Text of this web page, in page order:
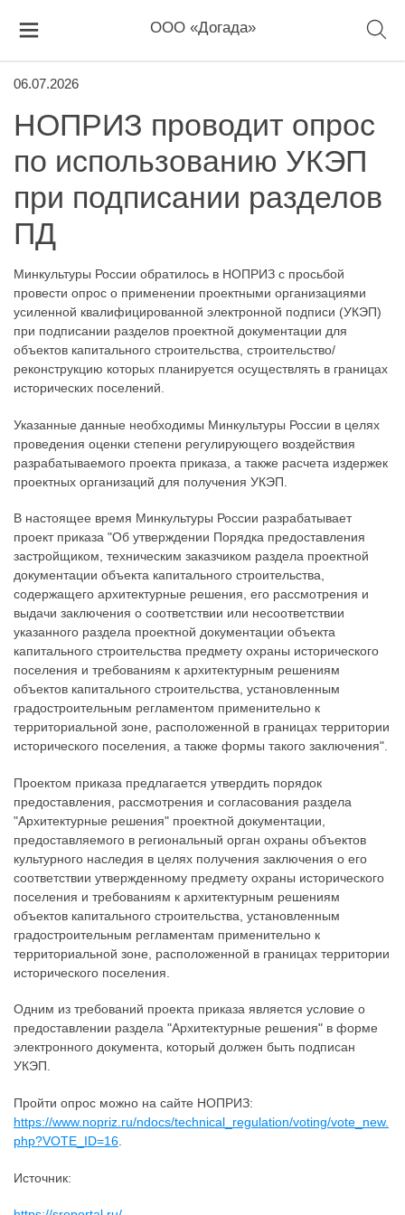
ООО «Догада»
06.07.2026
НОПРИЗ проводит опрос
по использованию УКЭП
при подписании разделов
ПД
Минкультуры России обратилось в НОПРИЗ с просьбой
провести опрос о применении проектными организациями
усиленной квалифицированной электронной подписи (УКЭП)
при подписании разделов проектной документации для
объектов капитального строительства, строительство/
реконструкцию которых планируется осуществлять в границах
исторических поселений.
Указанные данные необходимы Минкультуры России в целях
проведения оценки степени регулирующего воздействия
разрабатываемого проекта приказа, а также расчета издержек
проектных организаций для получения УКЭП.
В настоящее время Минкультуры России разрабатывает
проект приказа "Об утверждении Порядка предоставления
застройщиком, техническим заказчиком раздела проектной
документации объекта капитального строительства,
содержащего архитектурные решения, его рассмотрения и
выдачи заключения о соответствии или несоответствии
указанного раздела проектной документации объекта
капитального строительства предмету охраны исторического
поселения и требованиям к архитектурным решениям
объектов капитального строительства, установленным
градостроительным регламентом применительно к
территориальной зоне, расположенной в границах территории
исторического поселения, а также формы такого заключения".
Проектом приказа предлагается утвердить порядок
предоставления, рассмотрения и согласования раздела
"Архитектурные решения" проектной документации,
предоставляемого в региональный орган охраны объектов
культурного наследия в целях получения заключения о его
соответствии утвержденному предмету охраны исторического
поселения и требованиям к архитектурным решениям
объектов капитального строительства, установленным
градостроительным регламентам применительно к
территориальной зоне, расположенной в границах территории
исторического поселения.
Одним из требований проекта приказа является условие о
предоставлении раздела "Архитектурные решения" в форме
электронного документа, который должен быть подписан
УКЭП.
Пройти опрос можно на сайте НОПРИЗ:
https://www.nopriz.ru/ndocs/technical_regulation/voting/vote_new.
php?VOTE_ID=16
Источник: